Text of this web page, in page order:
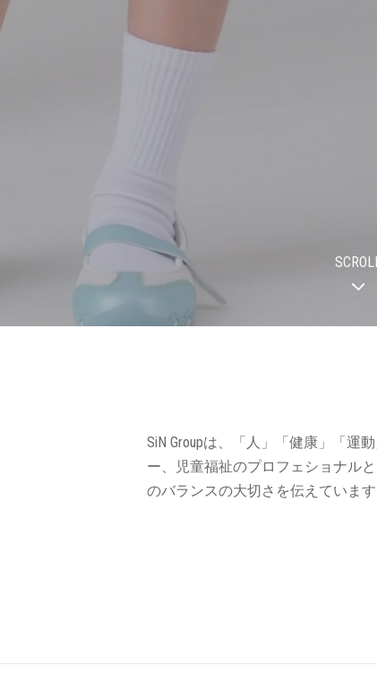
SiN Groupは、「人」「健康」「運
ー、児童福祉のプロフェショナル
のバランスの大切さを伝えています